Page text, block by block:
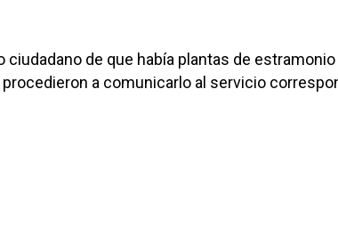
de que había plantas de estramonio
a comunicarlo al servicio